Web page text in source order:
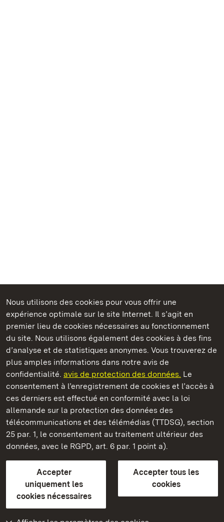
Nous utilisons des cookies pour vous offrir une
expérience optimale sur le site Internet. Il s’agit en
premier lieu de cookies nécessaires au fonctionnement
du site. Nous utilisons également des cookies à des fins
d’analyse et de statistiques anonymes. Vous trouverez de
plus amples informations dans notre avis de
confidentialité. avis de protection des données. Le
consentement à l’enregistrement de cookies et l’accès à
ces derniers est effectué en conformité avec la loi
allemande sur la protection des données des
télécommunications et des télémédias (TTDSG), section
25 par. 1, le consentement au traitement ultérieur des
données, avec le RGPD, art. 6 par. 1 point a).
Accepter
uniquement les
cookies nécessaires
Accepter tous les
cookies
Châteaux et jardins publics du Bade-Wurtemberg
Château de Solitude
Châteaux et jardins publics du Bade-Wurtemberg
FAQ et réponsesMentions légalesProtection des données
Explications sur l’accessibilité
BITV-konform (geprüfte Seiten)
plus loin
Accueil
Monuments